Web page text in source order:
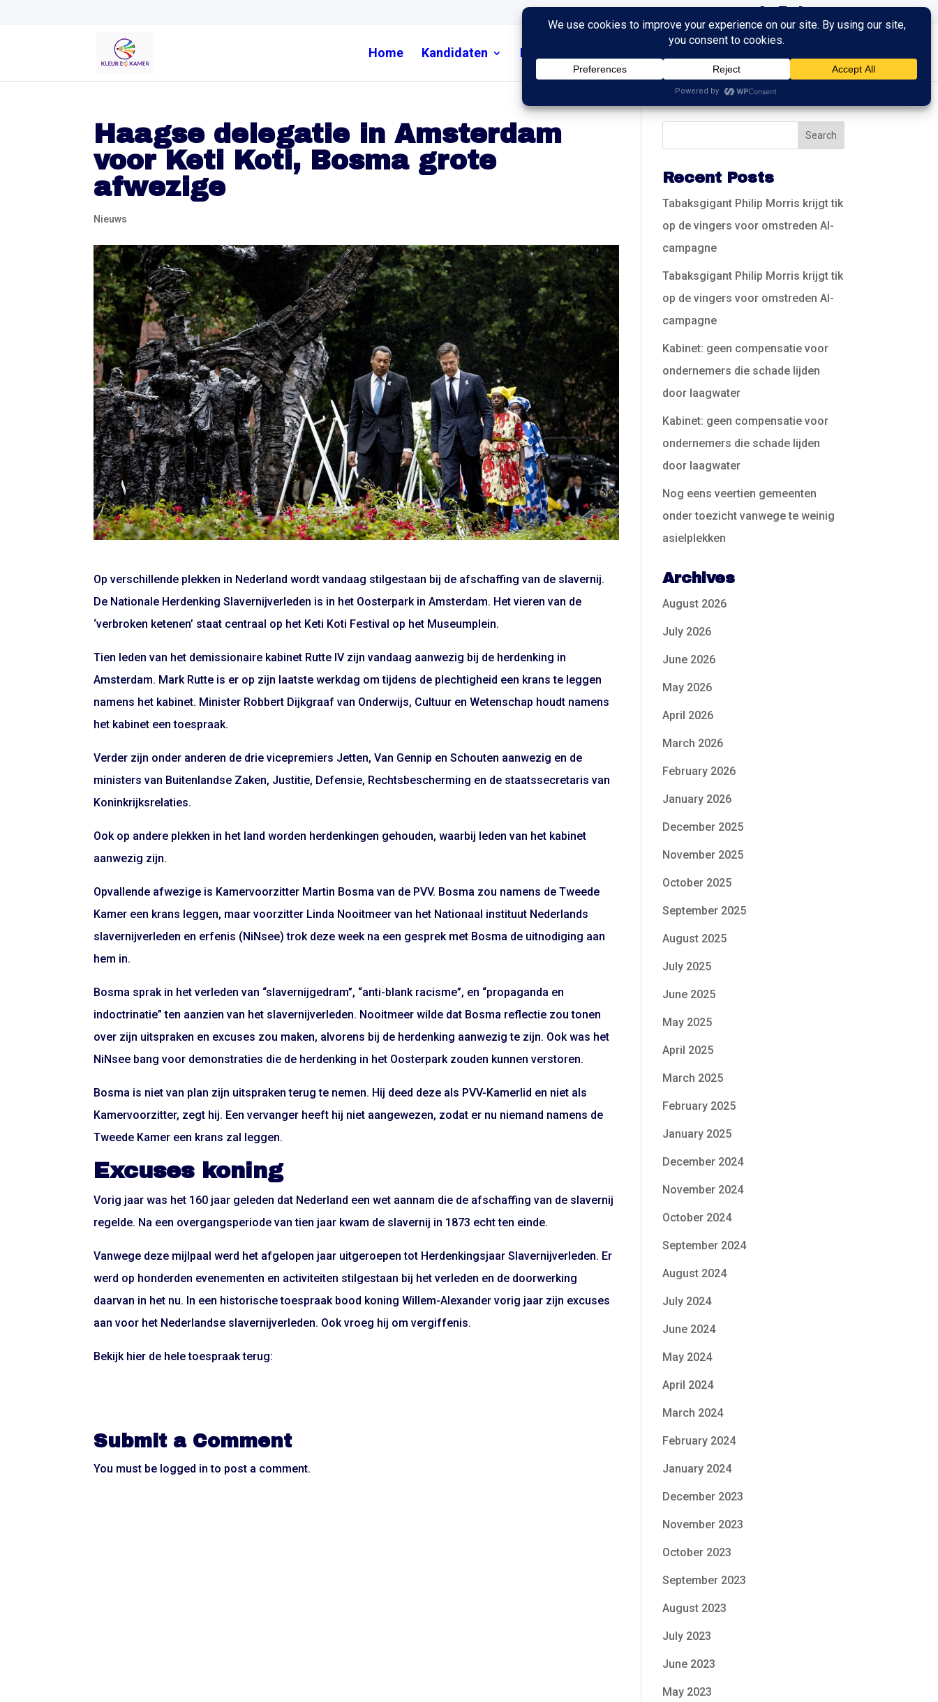
Home Kandidaten Nieuws
Haagse delegatie in Amsterdam
voor Keti Koti, Bosma grote
afwezige
Nieuws
Op verschillende plekken in Nederland wordt vandaag stilgestaan bij de afschaffing van de slavernij.
De Nationale Herdenking Slavernijverleden is in het Oosterpark in Amsterdam. Het vieren van de
‘verbroken ketenen’ staat centraal op het Keti Koti Festival op het Museumplein.
Tien leden van het demissionaire kabinet Rutte IV zijn vandaag aanwezig bij de herdenking in
Amsterdam. Mark Rutte is er op zijn laatste werkdag om tijdens de plechtigheid een krans te leggen
namens het kabinet. Minister Robbert Dijkgraaf van Onderwijs, Cultuur en Wetenschap houdt namens
het kabinet een toespraak.
Verder zijn onder anderen de drie vicepremiers Jetten, Van Gennip en Schouten aanwezig en de
ministers van Buitenlandse Zaken, Justitie, Defensie, Rechtsbescherming en de staatssecretaris van
Koninkrijksrelaties.
Ook op andere plekken in het land worden herdenkingen gehouden, waarbij leden van het kabinet
aanwezig zijn.
Opvallende afwezige is Kamervoorzitter Martin Bosma van de PVV. Bosma zou namens de Tweede
Kamer een krans leggen, maar voorzitter Linda Nooitmeer van het Nationaal instituut Nederlands
slavernijverleden en erfenis (NiNsee) trok deze week na een gesprek met Bosma de uitnodiging aan
hem in.
Bosma sprak in het verleden van “slavernijgedram”, “anti-blank racisme”, en “propaganda en
indoctrinatie” ten aanzien van het slavernijverleden. Nooitmeer wilde dat Bosma reflectie zou tonen
over zijn uitspraken en excuses zou maken, alvorens bij de herdenking aanwezig te zijn. Ook was het
NiNsee bang voor demonstraties die de herdenking in het Oosterpark zouden kunnen verstoren.
Bosma is niet van plan zijn uitspraken terug te nemen. Hij deed deze als PVV-Kamerlid en niet als
Kamervoorzitter, zegt hij. Een vervanger heeft hij niet aangewezen, zodat er nu niemand namens de
Tweede Kamer een krans zal leggen.
Excuses koning
Vorig jaar was het 160 jaar geleden dat Nederland een wet aannam die de afschaffing van de slavernij
regelde. Na een overgangsperiode van tien jaar kwam de slavernij in 1873 echt ten einde.
Vanwege deze mijlpaal werd het afgelopen jaar uitgeroepen tot Herdenkingsjaar Slavernijverleden. Er
werd op honderden evenementen en activiteiten stilgestaan bij het verleden en de doorwerking
daarvan in het nu. In een historische toespraak bood koning Willem-Alexander vorig jaar zijn excuses
aan voor het Nederlandse slavernijverleden. Ook vroeg hij om vergiffenis.
Bekijk hier de hele toespraak terug:
Submit a Comment
You must be logged in to post a comment.
Recent Posts
Tabaksgigant Philip Morris krijgt tik
op de vingers voor omstreden AI-
campagne
Tabaksgigant Philip Morris krijgt tik
op de vingers voor omstreden AI-
campagne
Kabinet: geen compensatie voor
ondernemers die schade lijden
door laagwater
Kabinet: geen compensatie voor
ondernemers die schade lijden
door laagwater
Nog eens veertien gemeenten
onder toezicht vanwege te weinig
asielplekken
Archives
August 2026
July 2026
June 2026
May 2026
April 2026
March 2026
February 2026
January 2026
December 2025
November 2025
October 2025
September 2025
August 2025
July 2025
June 2025
May 2025
April 2025
March 2025
February 2025
January 2025
December 2024
November 2024
October 2024
September 2024
August 2024
July 2024
June 2024
May 2024
April 2024
March 2024
February 2024
January 2024
December 2023
November 2023
October 2023
September 2023
August 2023
July 2023
June 2023
May 2023